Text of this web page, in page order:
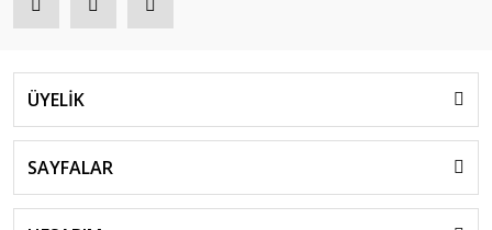
ÜYELİK
SAYFALAR